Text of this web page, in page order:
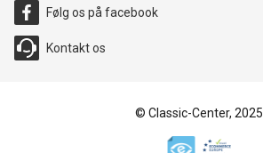
Følg os på facebook
Kontakt os
© Classic-Center, 2025